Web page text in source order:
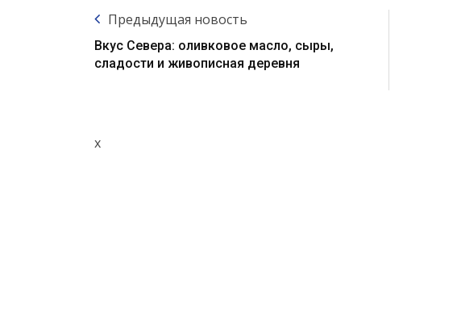
Предыдущая новость
Вкус Севера: оливковое масло, сыры,
сладости и живописная деревня
x